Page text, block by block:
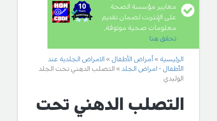
معايير مؤسسة الصحة
على الإنترنت لضمان تقديم
معلومات صحية موثوقة,
تحقق هنا.
الرئيسية أمراض الأطفال
الامراض الجلدية عند
الأطفال - امراض الجلد
التصلب الدهني تحت الجلد
الوليدي
التصلب الدهني تحت